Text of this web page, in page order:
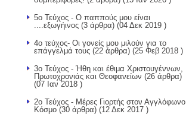
5ο Τεύχος - Ο παππούς μου είναι
....εξωγήινος (3 άρθρα) (04 Δεκ 2019 )
4ο τεύχος- Οι γονείς μου μιλούν για το
επάγγελμά τους (22 άρθρα) (25 Φεβ 2018 )
3ο Τεύχος - Ήθη και έθιμα Χριστουγέννων,
Πρωτοχρονιάς και Θεοφανείων (26 άρθρα)
(07 Ιαν 2018 )
2ο Τεύχος - Μέρες Γιορτής στον Αγγλόφωνο
Κόσμο (30 άρθρα) (12 Δεκ 2017 )